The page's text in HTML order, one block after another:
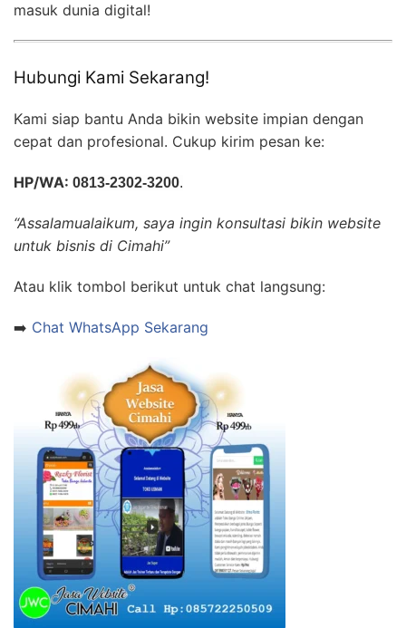
masuk dunia digital!
Hubungi Kami Sekarang!
Kami siap bantu Anda bikin website impian dengan
cepat dan profesional. Cukup kirim pesan ke:
HP/WA: 0813-2302-3200.
“Assalamualaikum, saya ingin konsultasi bikin website
untuk bisnis di Cimahi”
Atau klik tombol berikut untuk chat langsung:
➡️ Chat WhatsApp Sekarang